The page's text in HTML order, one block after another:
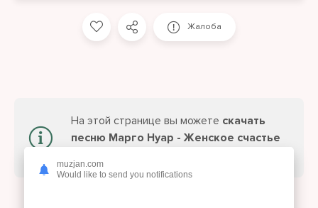
Жалоба
На этой странице вы можете скачать
песню Марго Нуар - Женское счастье
muzjan.com
Would like to send you notifications